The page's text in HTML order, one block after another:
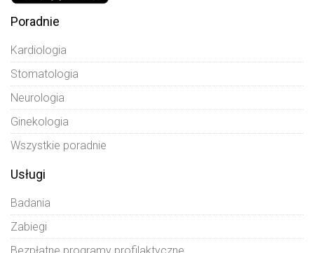
Poradnie
Kardiologia
Stomatologia
Neurologia
Ginekologia
Wszystkie poradnie
Usługi
Badania
Zabiegi